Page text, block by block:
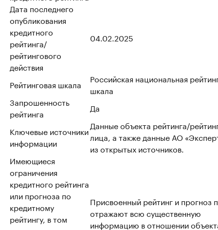
Дата последнего
опубликования
кредитного
рейтинга/
рейтингового
действия
04.02.2025
Рейтинговая шкала
Российская национальная
шкала
Запрошенность
рейтинга
Да
Ключевые источники
информации
Данные объекта рейтинга/
лица, а также данные АО
из открытых источников.
Имеющиеся
ограничения
кредитного рейтинга
или прогноза по
кредитному
рейтингу, в том
Присвоенный рейтинг и прогноз
отражают всю существенную
информацию в отношении